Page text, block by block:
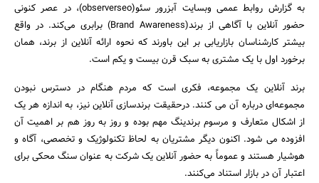
به گزارش روابط عممی وبسایت آبزرور سئو(observerseo)، در عصر کنونی
حضور آنلاین با آگاهی از برند(Brand Awareness) برابری می­‌کند. در واقع
بیشتر کارشناسان بازاریابی بر این باورند که نحوه ارائه آنلاین از برند، همان
برخورد اول با یک مشتری به سبک قرن بیست و یکم است.
برند آنلاین یک مجموعه، فکری است که مردم هنگام در دسترس نبودن
مجموعه‌ای درباره آن می­ کنند. درحقیقت برندسازی آنلاین نیز، به­ اندازه هر یک
از اشکال متعارف و مرسوم برندینگ مهم بوده و روز به روز هم بر اهمیت آن
افزوده می­ شود. اکنون دیگر مشتریان به­ لحاظ تکنولوژیک و تخصصی، آگاه و
هوشیار هستند و عموماً به حضور آنلاین یک شرکت به­ عنوان سنگ محکی برای
اعتبار آن در بازار استناد می‌کنند.